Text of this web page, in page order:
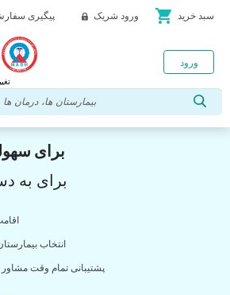
پیگیری ورود شریک shopping_cart سبد خرید
ورود
برای
برای به
انتخاب
پشتیبانی تمام وقت